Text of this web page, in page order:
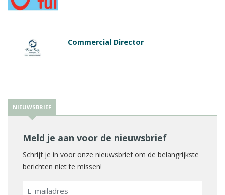
Commercial Director
NIEUWSBRIEF
Meld je aan voor de nieuwsbrief
Schrijf je in voor onze nieuwsbrief om de belangrijkste
berichten niet te missen!
E-